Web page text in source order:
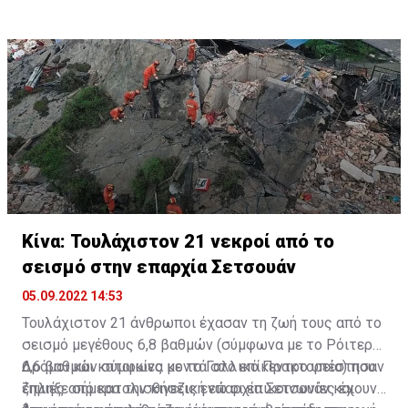
Κίνα: Τουλάχιστον 21 νεκροί από το
σεισμό στην επαρχία Σετσουάν
05.09.2022 14:53
Τουλάχιστον 21 άνθρωποι έχασαν τη ζωή τους από το
σεισμό μεγέθους 6,8 βαθμών (σύμφωνα με το Ρόιτερς,
6,6 βαθμών σύμφωνα με το Γαλλικό Πρακτορείο) που
έπληξε σήμερα την κινεζική επαρχία Σετσουάν και
Δρόμοι και κατοικίες κοντά στο επίκεντρο υπέστησαν
ζημιές από κατολισθήσεις ενώ οι επικοινωνίες έχουν